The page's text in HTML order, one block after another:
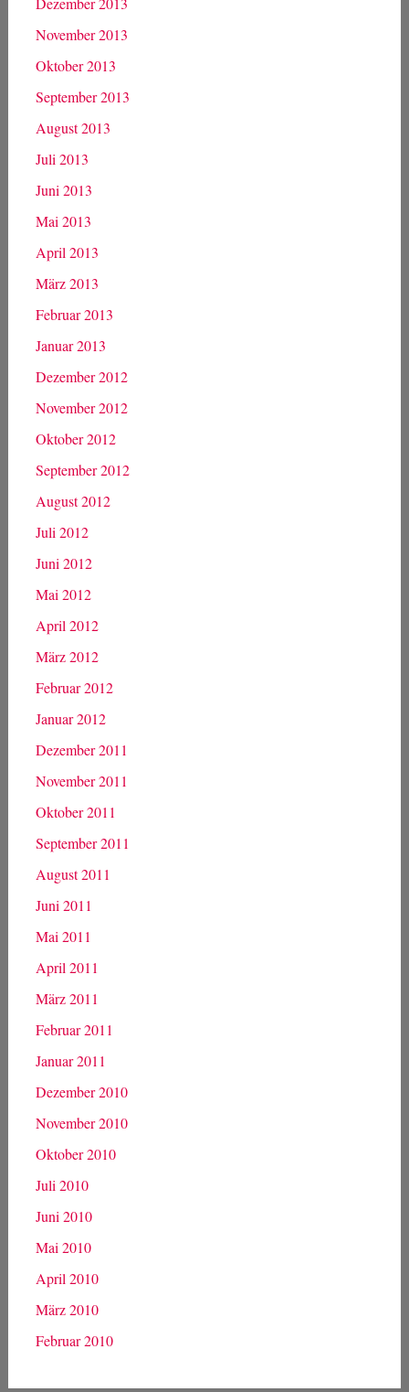
Juli 2014
Juni 2014
Mai 2014
April 2014
März 2014
Februar 2014
Januar 2014
Dezember 2013
November 2013
Oktober 2013
September 2013
August 2013
Juli 2013
Juni 2013
Mai 2013
April 2013
März 2013
Februar 2013
Januar 2013
Dezember 2012
November 2012
Oktober 2012
September 2012
August 2012
Juli 2012
Juni 2012
Mai 2012
April 2012
März 2012
Februar 2012
Januar 2012
Dezember 2011
November 2011
Oktober 2011
September 2011
August 2011
Juni 2011
Mai 2011
April 2011
März 2011
Februar 2011
Januar 2011
Dezember 2010
November 2010